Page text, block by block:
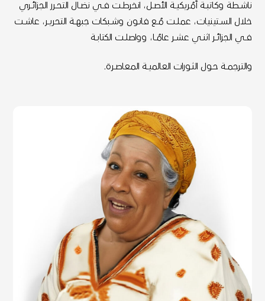
ناشــطة وكاتبــة أمُريكيــة الأصــل، انخرطــت فــي نضــال التحــرر الجزائــري
خلال الســتينيات، عملــت مُــع فانــون وشــبكات جبهــة التحريــر، عاشــت
فــي الجزائــر اثنــي عشــر عامُــا، وواصلــت الكتابــة
والترجمــة حــول الثــورات العالميــة المعاصــرة.